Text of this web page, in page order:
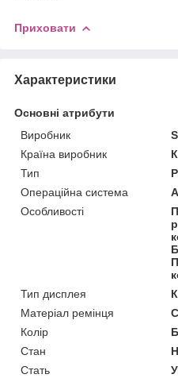
Приховати
Характеристики
Основні атрибути
Виробник
Країна виробник
Тип
Операційна система
Особливості
Тип дисплея
Матеріал ремінця
Колір
Стан
Стать